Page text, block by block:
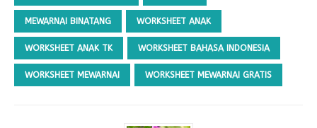
MEWARNAI BINATANG WORKSHEET ANAK
WORKSHEET ANAK TK WORKSHEET BAHASA INDONESIA
WORKSHEET MEWARNAI WORKSHEET MEWARNAI GRATIS